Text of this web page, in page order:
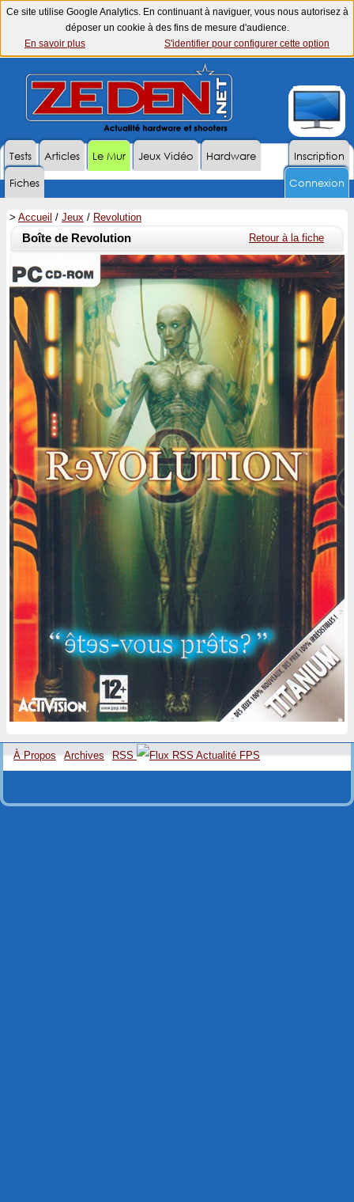
Ce site utilise Google Analytics. En continuant à naviguer, vous nous autorisez à
déposer un cookie à des fins de mesure d'audience.
En savoir plus
S'identifier pour configurer cette option
Inscription
Tests Articles Le Mur Jeux Vidéo
Hardware
Fiches
Connexion
> Accueil / Jeux / Revolution
Retour à la fiche
Boîte de Revolution
À Propos Archives RSS